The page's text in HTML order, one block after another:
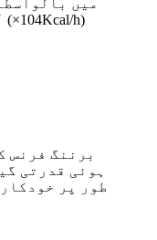
ہوئی قدرتی
طور پر